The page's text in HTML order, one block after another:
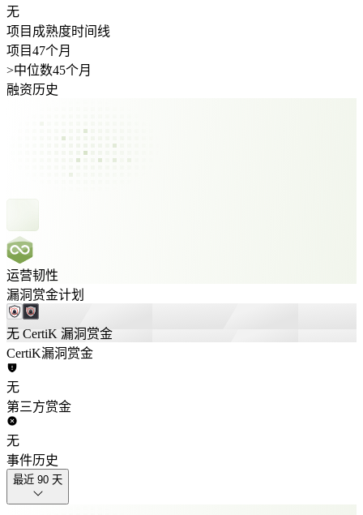
无
项目成熟度时间线
项目47个月
>中位数45个月
融资历史
运营韧性
漏洞赏金计划
无 CertiK 漏洞赏金
CertiK漏洞赏金
无
第三方赏金
无
事件历史
最近 90 天